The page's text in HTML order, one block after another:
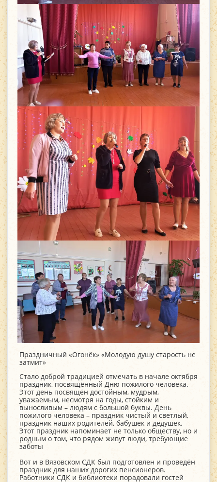
Праздничный «Огонёк» «Молодую душу старость не
затмит»
Стало доброй традицией отмечать в начале октября
праздник, посвящённый Дню пожилого человека.
Этот день посвящён достойным, мудрым,
уважаемым, несмотря на годы, стойким и
выносливым – людям с большой буквы. День
пожилого человека – праздник чистый и светлый,
праздник наших родителей, бабушек и дедушек.
Этот праздник напоминает не только обществу, но и
родным о том, что рядом живут люди, требующие
заботы
Вот и в Вязовском СДК был подготовлен и проведён
праздник для наших дорогих пенсионеров.
Работники СДК и библиотеки порадовали гостей